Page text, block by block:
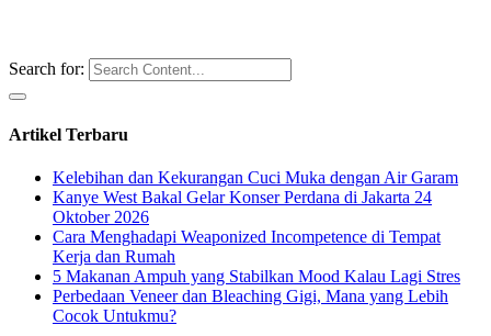
Search for:
Artikel Terbaru
Kelebihan dan Kekurangan Cuci Muka dengan Air Garam
Kanye West Bakal Gelar Konser Perdana di Jakarta 24
Oktober 2026
Cara Menghadapi Weaponized Incompetence di Tempat
Kerja dan Rumah
5 Makanan Ampuh yang Stabilkan Mood Kalau Lagi Stres
Perbedaan Veneer dan Bleaching Gigi, Mana yang Lebih
Cocok Untukmu?